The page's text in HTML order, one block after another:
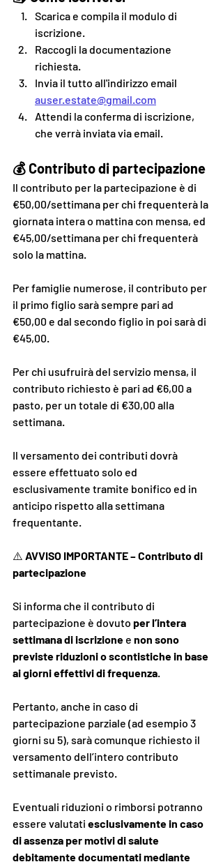
Scarica e compila il modulo di
iscrizione.
Raccogli la documentazione
richiesta.
Invia il tutto all'indirizzo email
auser.estate@gmail.com
Attendi la conferma di iscrizione,
che verrà inviata via email.
💰 Contributo di partecipazione
Il contributo per la partecipazione è di
€50,00/settimana per chi frequenterà la
giornata intera o mattina con mensa, ed
€45,00/settimana per chi frequenterà
solo la mattina.
Per famiglie numerose, il contributo per
il primo figlio sarà sempre pari ad
€50,00 e dal secondo figlio in poi sarà di
€45,00.
Per chi usufruirà del servizio mensa, il
contributo richiesto è pari ad €6,00 a
pasto, per un totale di €30,00 alla
settimana.
Il versamento dei contributi dovrà
essere effettuato solo ed
esclusivamente tramite bonifico ed in
anticipo rispetto alla settimana
frequentante.
⚠️ AVVISO IMPORTANTE – Contributo di
partecipazione
Si informa che il contributo di
partecipazione è dovuto per l’intera
settimana di iscrizione e non sono
previste riduzioni o scontistiche in base
ai giorni effettivi di frequenza.
Pertanto, anche in caso di
partecipazione parziale (ad esempio 3
giorni su 5), sarà comunque richiesto il
versamento dell’intero contributo
settimanale previsto.
Eventuali riduzioni o rimborsi potranno
essere valutati esclusivamente in caso
di assenza per motivi di salute
debitamente documentati mediante